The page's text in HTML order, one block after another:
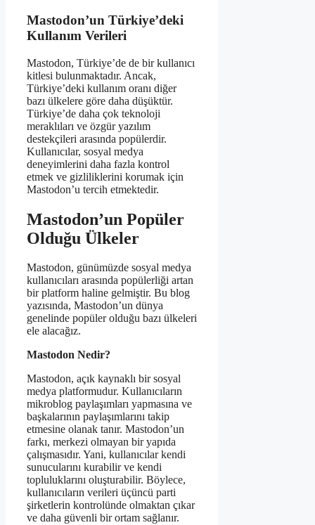
Mastodon’un Türkiye’deki
Kullanım Verileri
Mastodon, Türkiye’de de bir kullanıcı
kitlesi bulunmaktadır. Ancak,
Türkiye’deki kullanım oranı diğer
bazı ülkelere göre daha düşüktür.
Türkiye’de daha çok teknoloji
meraklıları ve özgür yazılım
destekçileri arasında popülerdir.
Kullanıcılar, sosyal medya
deneyimlerini daha fazla kontrol
etmek ve gizliliklerini korumak için
Mastodon’u tercih etmektedir.
Mastodon’un Popüler
Olduğu Ülkeler
Mastodon, günümüzde sosyal medya
kullanıcıları arasında popülerliği artan
bir platform haline gelmiştir. Bu blog
yazısında, Mastodon’un dünya
genelinde popüler olduğu bazı ülkeleri
ele alacağız.
Mastodon Nedir?
Mastodon, açık kaynaklı bir sosyal
medya platformudur. Kullanıcıların
mikroblog paylaşımları yapmasına ve
başkalarının paylaşımlarını takip
etmesine olanak tanır. Mastodon’un
farkı, merkezi olmayan bir yapıda
çalışmasıdır. Yani, kullanıcılar kendi
sunucularını kurabilir ve kendi
topluluklarını oluşturabilir. Böylece,
kullanıcıların verileri üçüncü parti
şirketlerin kontrolünde olmaktan çıkar
ve daha güvenli bir ortam sağlanır.